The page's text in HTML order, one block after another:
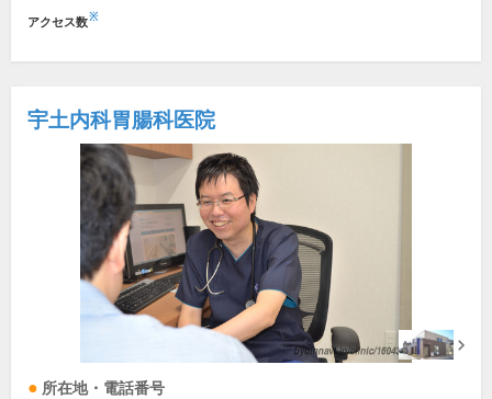
アクセス数※
宇土内科胃腸科医院
所在地・電話番号